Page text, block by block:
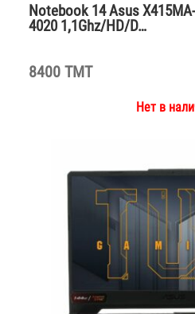
Notebook 14 Asus
4020 1,1Ghz/HD/D…
8400 TMT
Нет в